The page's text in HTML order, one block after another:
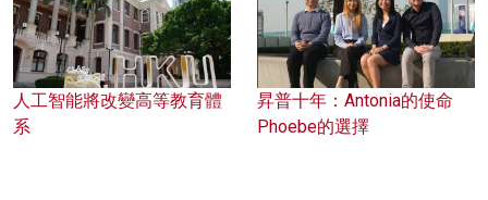
人工智能將改變高等教育體
系
昇普十年：Antonia的使命
Phoebe的選擇